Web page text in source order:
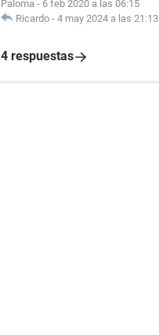
Paloma - 6 feb 2020 a las 06:15
Ricardo - 4 may 2024 a las 21:13
4 respuestas